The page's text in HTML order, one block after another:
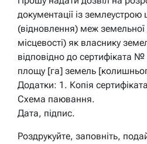
документації із
(відновлення) меж земельної
місцевості) як власнику
відповідно до сертифіката
площу [га] земель
Додатки: 1. Копія
Схема паювання.
Дата, підпис.
Роздрукуйте, заповніть,